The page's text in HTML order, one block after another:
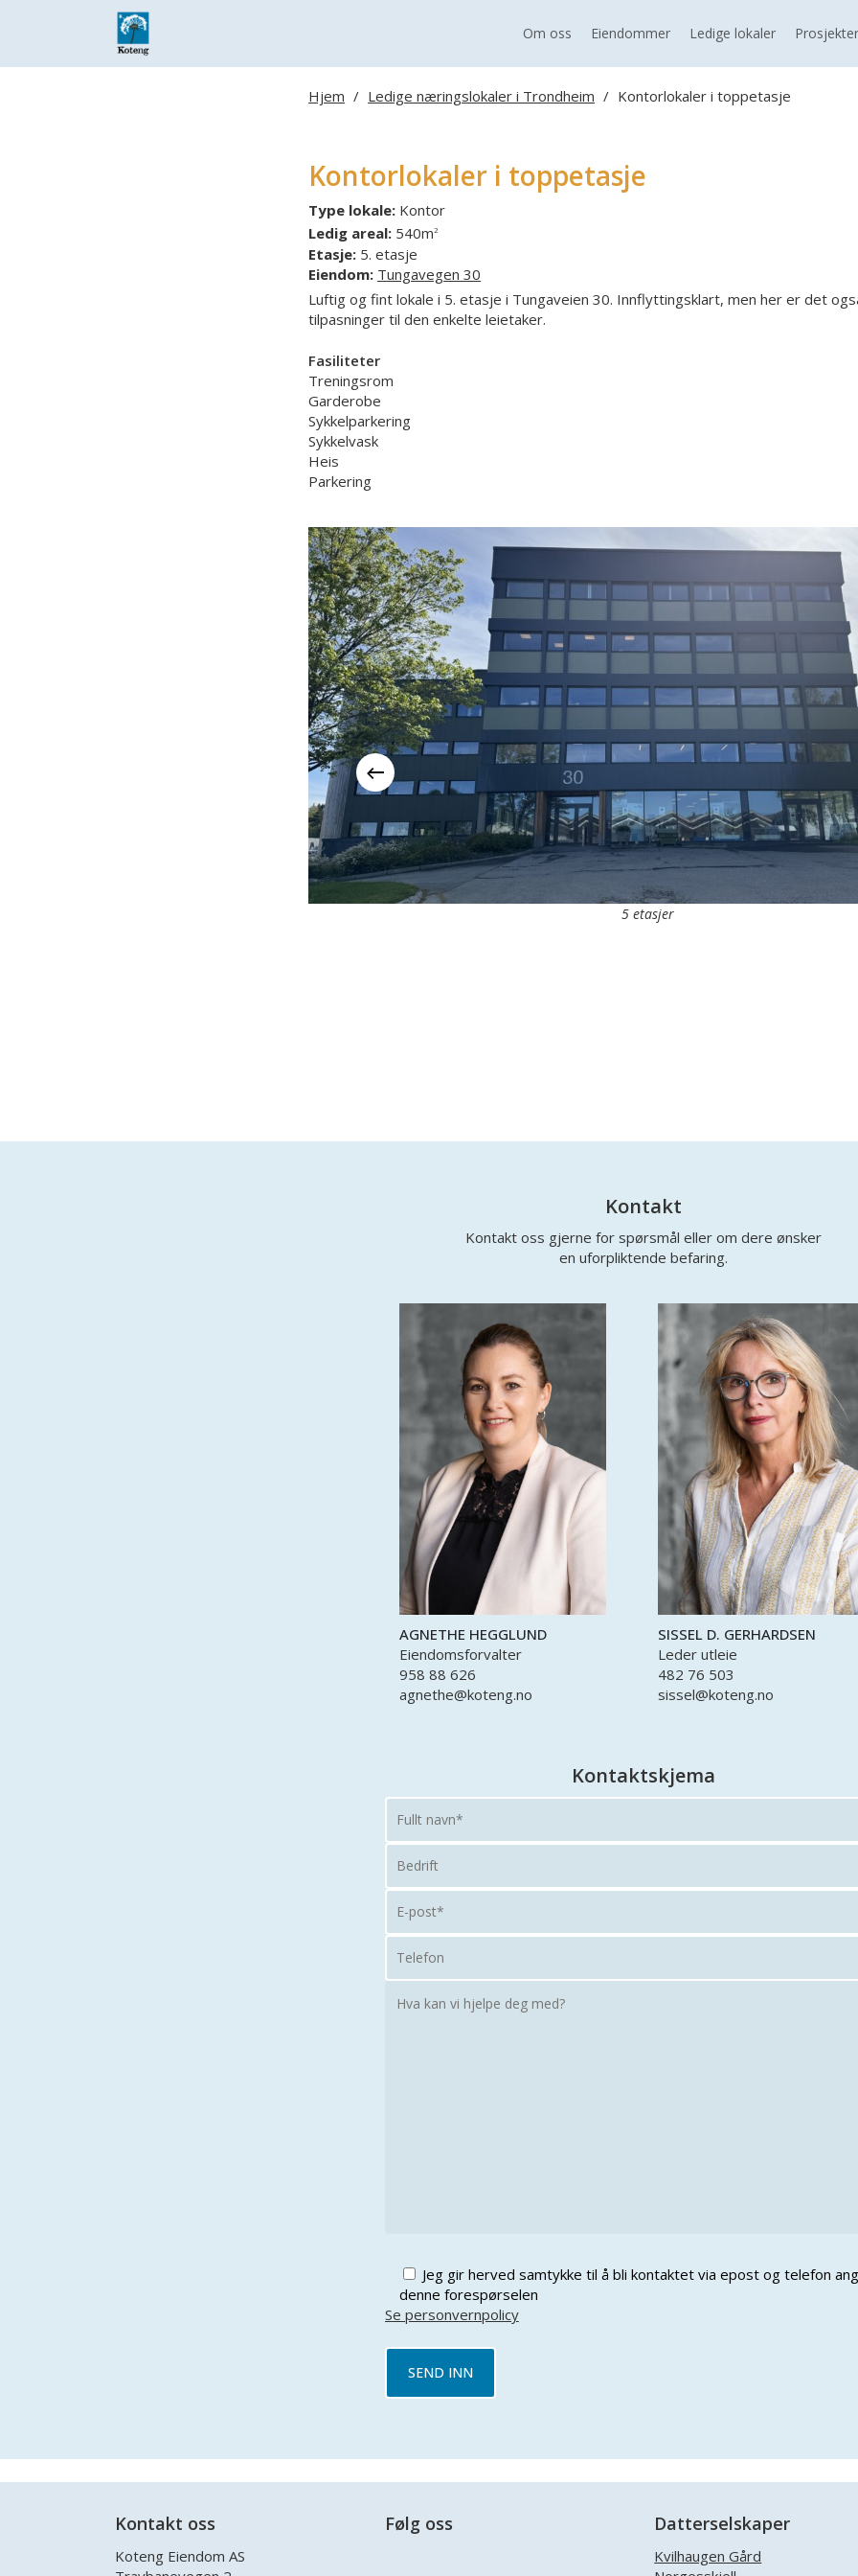
content
Om oss Eiendommer Ledige lokaler Prosjekter
Hjem / Ledige næringslokaler i Trondheim / Kontorlokaler i toppetasje
Kontorlokaler i toppetasje
Type lokale: Kontor
Ledig areal: 540m2
Etasje: 5. etasje
Eiendom: Tungavegen 30
Luftig og fint lokale i 5. etasje i Tungaveien 30. Innflyttingsklart, men her er det
tilpasninger til den enkelte leietaker.
Fasiliteter
Treningsrom
Garderobe
Sykkelparkering
Sykkelvask
Heis
Parkering
5 etasjer
Kontakt
Kontakt oss gjerne for spørsmål eller om dere ønsker
en uforpliktende befaring.
AGNETHE HEGGLUND
Eiendomsforvalter
958 88 626
agnethe@koteng.no
SISSEL D. GERHARDSEN
Leder utleie
482 76 503
sissel@koteng.no
Kontaktskjema
Jeg gir herved samtykke til å bli kontaktet via epost og telefon
denne forespørselen
Se personvernpolicy
Kontakt oss
Koteng Eiendom AS
Følg oss Datterselskaper
Kvilhaugen Gård